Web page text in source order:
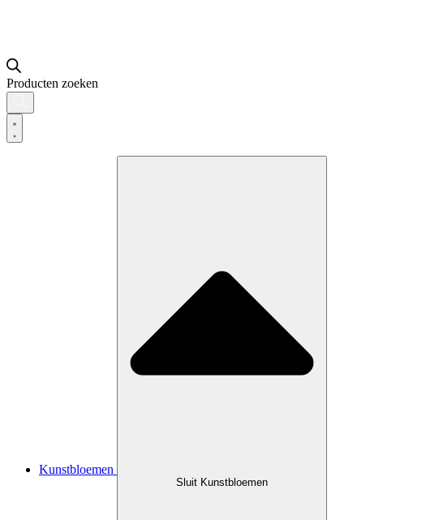
Producten zoeken
Kunstbloemen
Sluit Kunstbloemen